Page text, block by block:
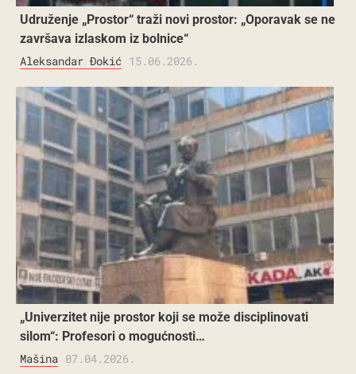
Udruženje „Prostor“ traži novi prostor: „Oporavak se ne
završava izlaskom iz bolnice“
Aleksandar Đokić 15.06.2026.
„Univerzitet nije prostor koji se može disciplinovati
silom“: Profesori o mogućnosti…
Mašina 07.04.2026.